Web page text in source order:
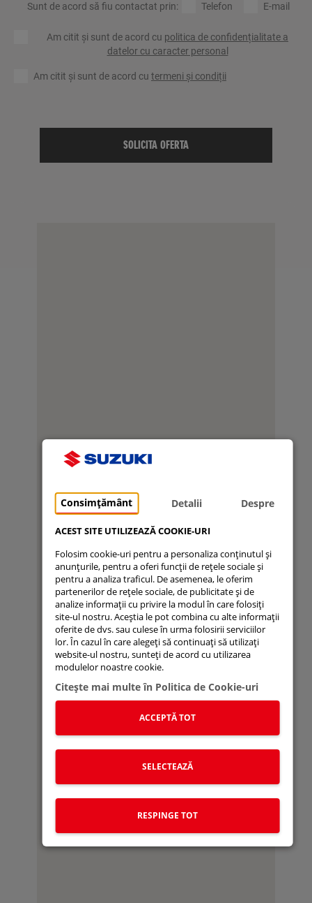
Consimțământ Detalii Despre
ACEST SITE UTILIZEAZĂ COOKIE-URI
Folosim cookie-uri pentru a personaliza conținutul și
anunțurile, pentru a oferi funcții de rețele sociale și
pentru a analiza traficul. De asemenea, le oferim
partenerilor de rețele sociale, de publicitate și de
analize informații cu privire la modul în care folosiți
site-ul nostru. Aceștia le pot combina cu alte informații
oferite de dvs. sau culese în urma folosirii serviciilor
lor. În cazul în care alegeți să continuați să utilizați
website-ul nostru, sunteți de acord cu utilizarea
modulelor noastre cookie.
Citeşte mai multe în Politica de Cookie-uri
ACCEPTĂ TOT
SELECTEAZĂ
RESPINGE TOT
Sunt de acord să fiu contactat prin: Telefon E-mail
Am citit și sunt de acord cu politica de confidențialitate a
datelor cu caracter personal
Am citit și sunt de acord cu termeni și condiții